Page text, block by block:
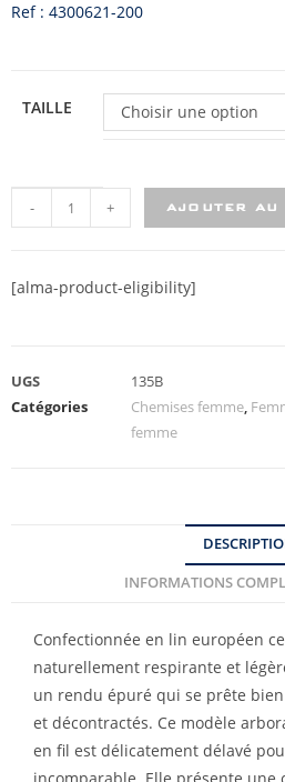
Ref : 4300621-200
TAILLE Choisir une option
- + AJOUTER AU
[alma-product-eligibility]
UGS
135B
Catégories
Chemises femme,
femme
INFORMATIONS
Confectionnée en lin européen
naturellement respirante et
un rendu épuré qui se prête
et décontractés. Ce modèle
en fil est délicatement délavé
incomparable. Elle présente une